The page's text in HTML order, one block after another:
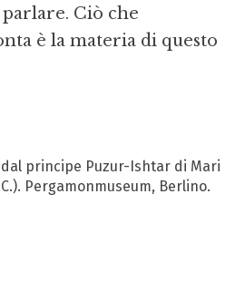
principe Pu­zur-Ishtar di Mari
Pergamonmuseum, Berlino.
Ciò che
è la materia di que­sto